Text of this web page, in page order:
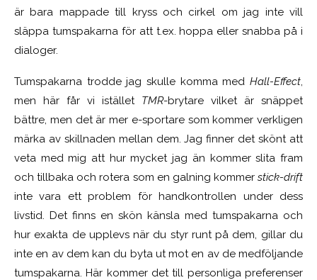
är bara mappade till kryss och cirkel om jag inte vill
släppa tumspakarna för att t.ex. hoppa eller snabba på i
dialoger.
Tumspakarna trodde jag skulle komma med Hall-Effect,
men här får vi istället TMR-brytare vilket är snäppet
bättre, men det är mer e-sportare som kommer verkligen
märka av skillnaden mellan dem. Jag finner det skönt att
veta med mig att hur mycket jag än kommer slita fram
och tillbaka och rotera som en galning kommer stick-drift
inte vara ett problem för handkontrollen under dess
livstid. Det finns en skön känsla med tumspakarna och
hur exakta de upplevs när du styr runt på dem, gillar du
inte en av dem kan du byta ut mot en av de medföljande
tumspakarna. Här kommer det till personliga preferenser